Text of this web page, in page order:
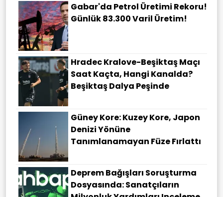
Gabar'da Petrol Üretimi Rekoru!
Günlük 83.300 Varil Üretim!
Hradec Kralove-Beşiktaş Maçı
Saat Kaçta, Hangi Kanalda?
Beşiktaş Dalya Peşinde
Güney Kore: Kuzey Kore, Japon
Denizi Yönüne
Tanımlanamayan Füze Fırlattı
Deprem Bağışları Soruşturma
Dosyasında: Sanatçıların